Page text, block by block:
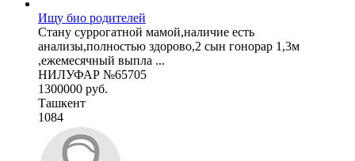
Ищу био родителей
Стану суррогатной мамой,наличие есть
анализы,полностью здорово,2 сын гонорар 1,3м
,ежемесячный выпла ...
НИЛУФАР №65705
1300000 руб.
Ташкент
1084